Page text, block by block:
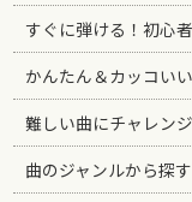
すぐに弾ける！初心
かんたん＆カッコいい
難しい曲にチャレンジ
曲のジャンルから探す